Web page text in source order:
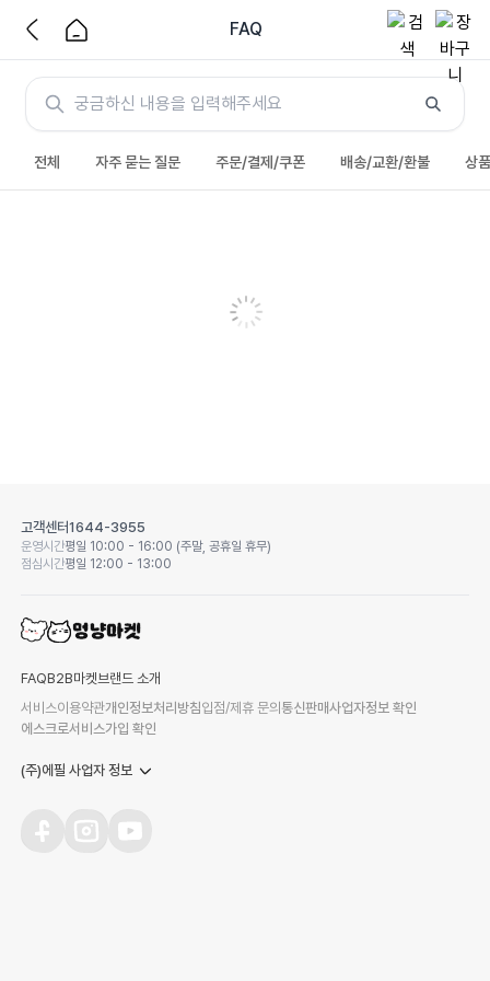
FAQ
전체 자주 묻는 질문 주문/결제/쿠폰 배송/교환/환불 상품
고객센터1644-3955
운영시간평일 10:00 - 16:00 (주말, 공휴일 휴무)
점심시간평일 12:00 - 13:00
FAQB2B마켓브랜드 소개
서비스이용약관개인정보처리방침입점/제휴 문의 통신판매사업자정보 확인
에스크로서비스가입 확인
(주)에필 사업자 정보